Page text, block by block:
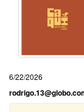
6/22/2026